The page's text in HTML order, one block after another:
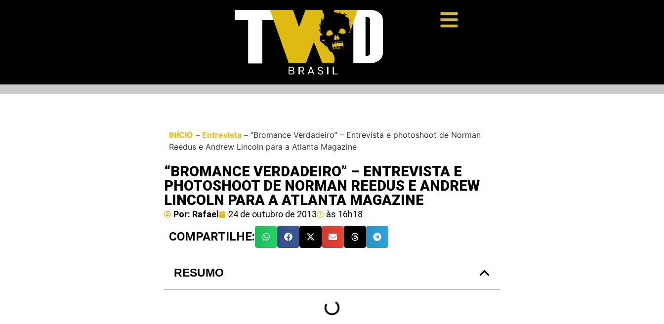
INÍCIO – Entrevista – “Bromance Verdadeiro” – Entrevista e photoshoot de Norman
Reedus e Andrew Lincoln para a Atlanta Magazine
“BROMANCE VERDADEIRO” – ENTREVISTA E
PHOTOSHOOT DE NORMAN REEDUS E ANDREW
LINCOLN PARA A ATLANTA MAGAZINE
Por: Rafael 24 de outubro de 2013 às 16h18
COMPARTILHE:
RESUMO